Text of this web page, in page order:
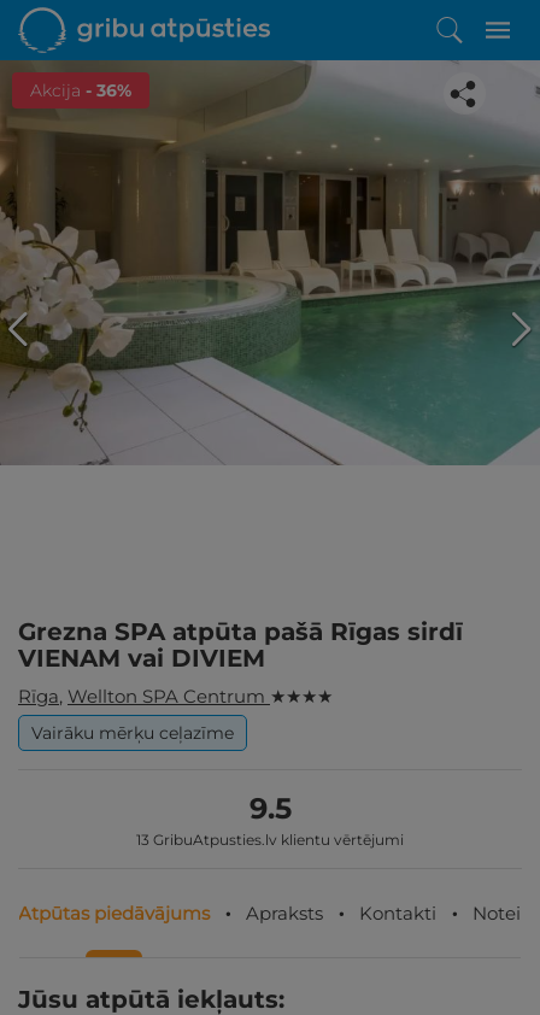
Akcija - 36%
Iepatikās šis piedāvājums?
Līdz brīnišķīgai atpūtai atlikuši tikai daži soļi
PĒRKU
Grezna SPA atpūta pašā Rīgas sirdī
VIENAM vai DIVIEM
Rīga, Wellton SPA Centrum ★ ★ ★ ★
Vairāku mērķu ceļazīme
9.5
13 GribuAtpusties.lv klientu vērtējumi
Atpūtas piedāvājums Apraksts Kontakti
Jūsu atpūtā iekļauts: